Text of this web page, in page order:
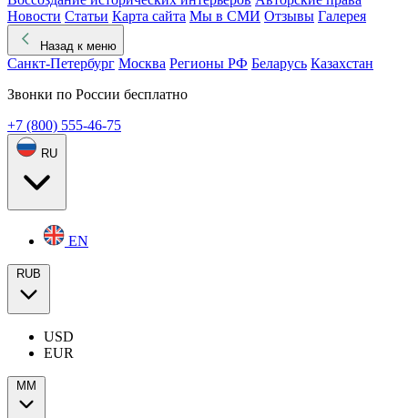
Новости Статьи Карта сайта Мы в СМИ Отзывы Галерея
Назад к меню
Санкт-Петербург Москва Регионы РФ Беларусь Казахстан
Звонки по России бесплатно
+7 (800) 555-46-75
RU
EN
RUB
USD
EUR
ММ